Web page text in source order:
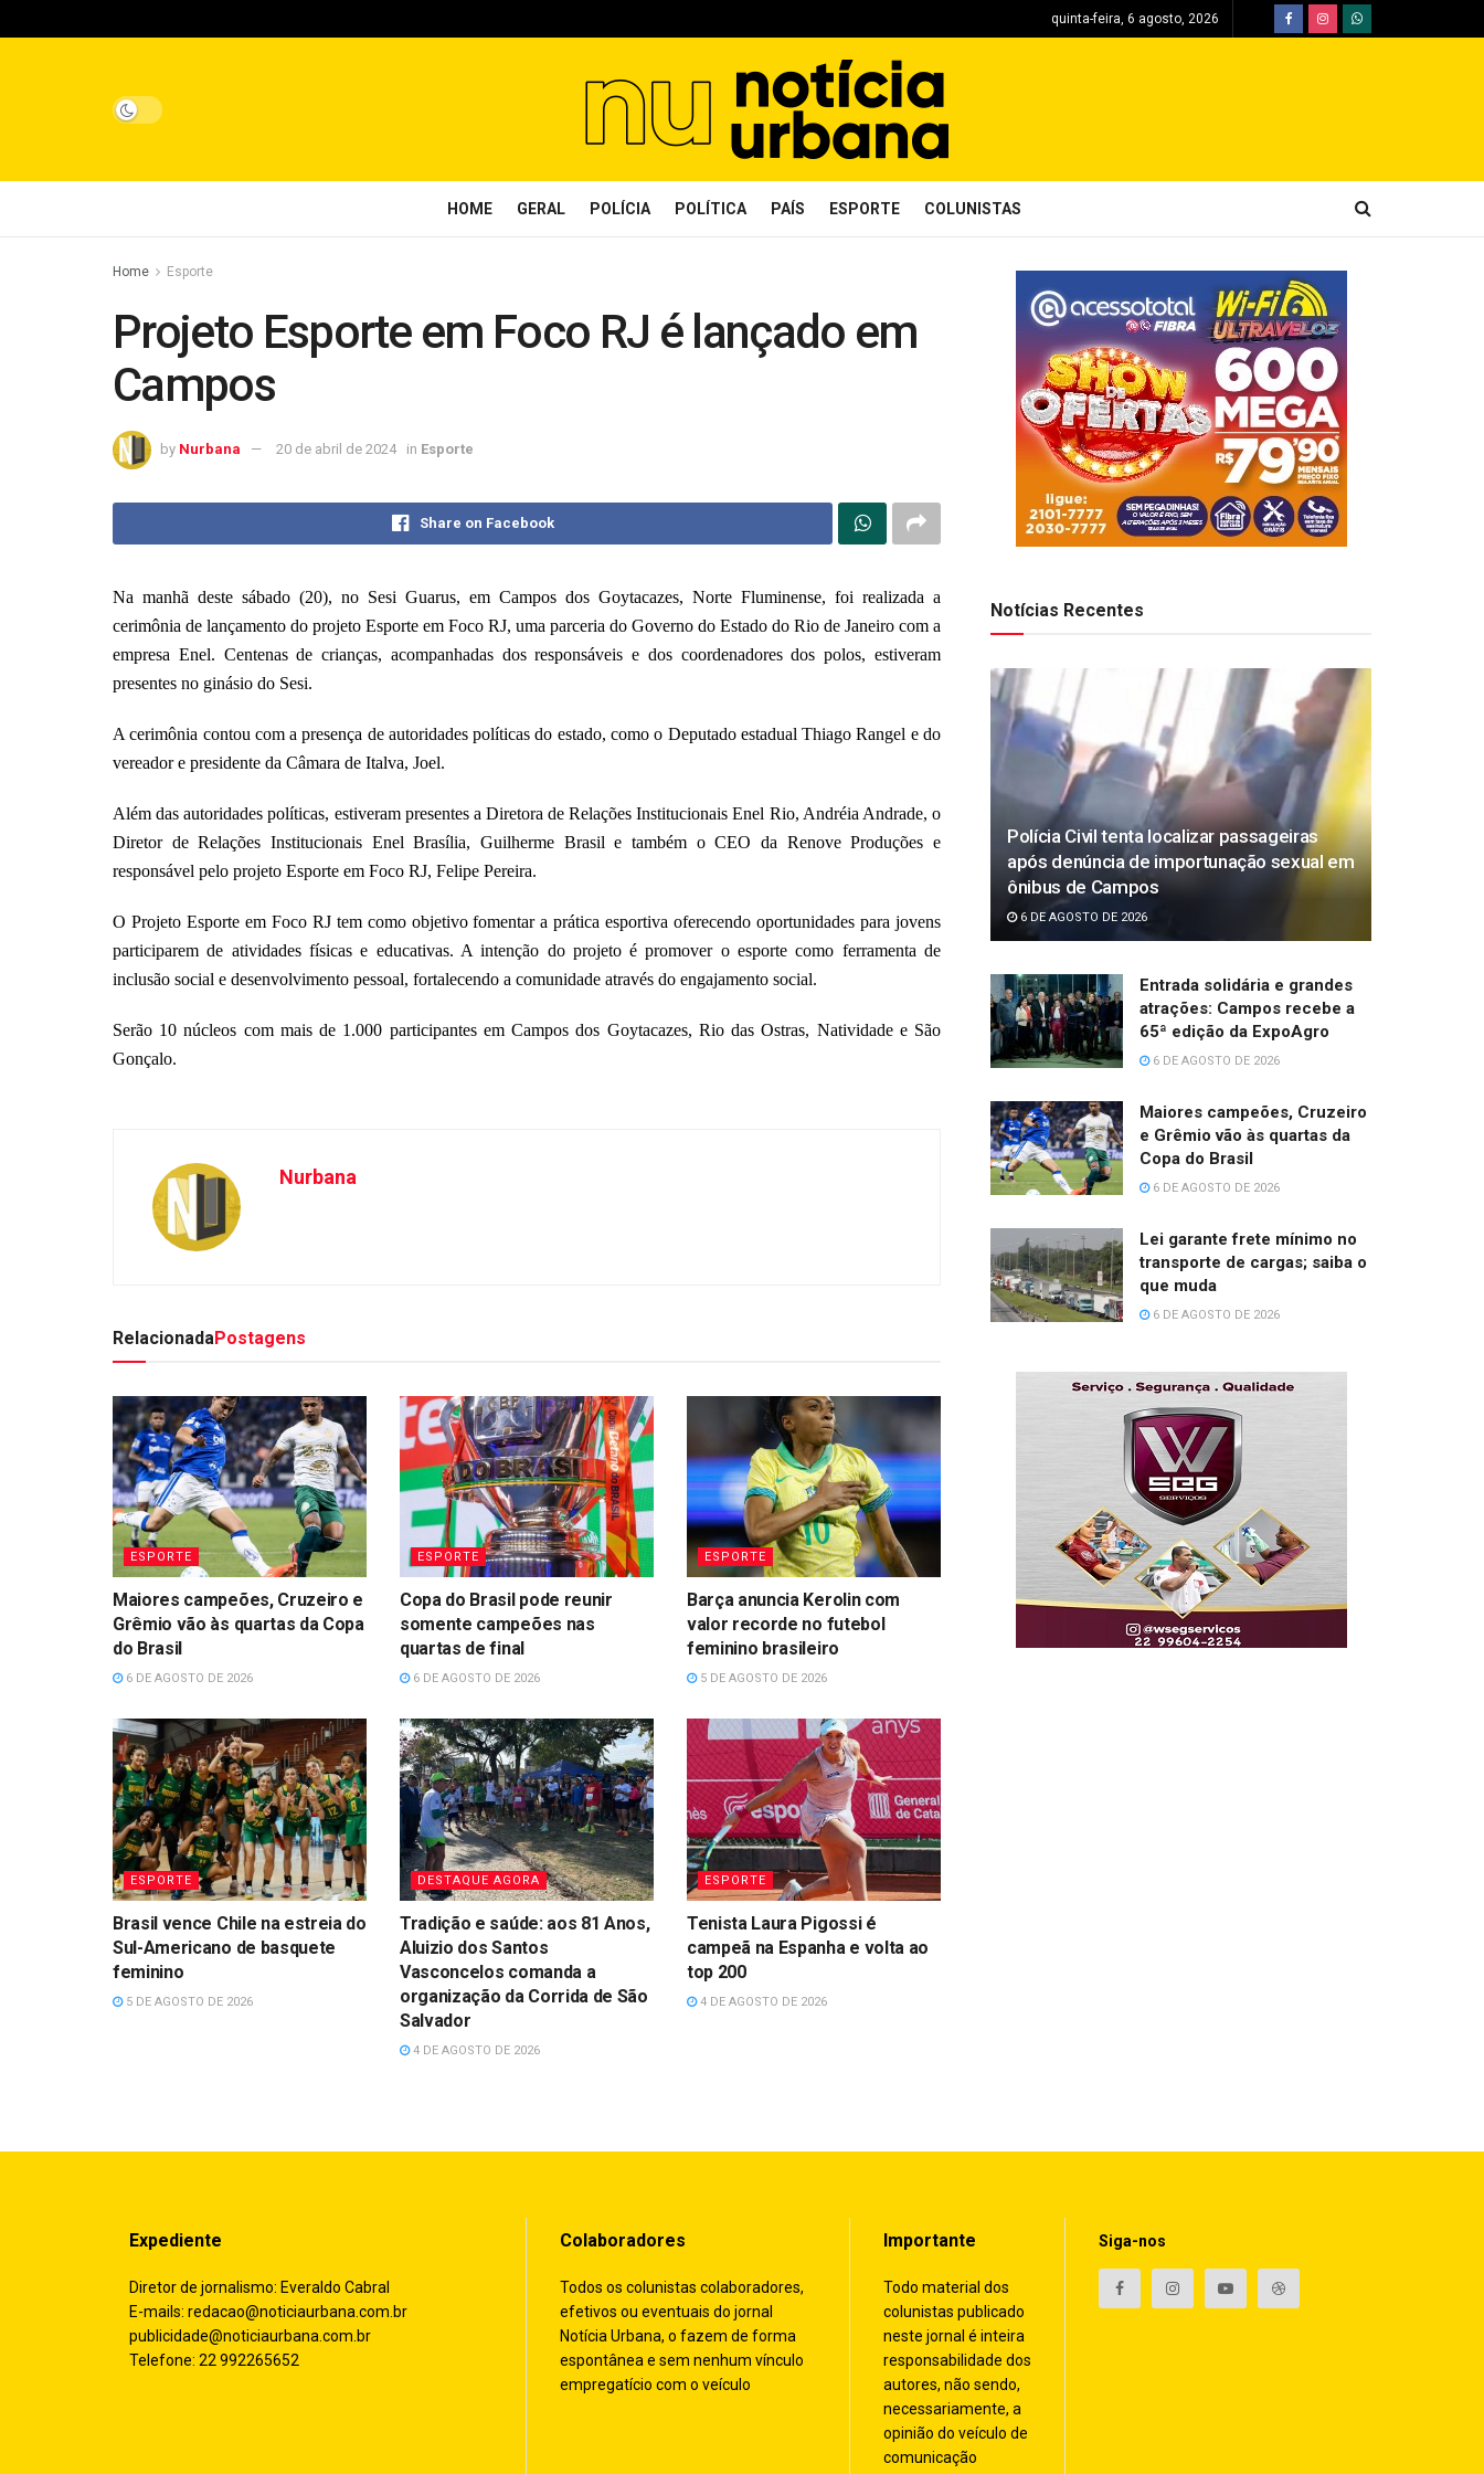
quinta-feira, 6 agosto, 2026
HOME GERAL POLÍCIA POLÍTICA PAÍS ESPORTE COLUNISTAS
Home Esporte
Projeto Esporte em Foco RJ é lançado em
Campos
by Nurbana 20 de abril de 2024 in Esporte
Share on Facebook
Na manhã deste sábado (20), no Sesi Guarus, em Campos dos Goytacazes, Norte Fluminense, foi realizada a
cerimônia de lançamento do projeto Esporte em Foco RJ, uma parceria do Governo do Estado do Rio de Janeiro com a
empresa Enel. Centenas de crianças, acompanhadas dos responsáveis e dos coordenadores dos polos, estiveram
presentes no ginásio do Sesi.
A cerimônia contou com a presença de autoridades políticas do estado, como o Deputado estadual Thiago Rangel e do
vereador e presidente da Câmara de Italva, Joel.
Além das autoridades políticas, estiveram presentes a Diretora de Relações Institucionais Enel Rio, Andréia Andrade, o
Diretor de Relações Institucionais Enel Brasília, Guilherme Brasil e também o CEO da Renove Produções e
responsável pelo projeto Esporte em Foco RJ, Felipe Pereira.
O Projeto Esporte em Foco RJ tem como objetivo fomentar a prática esportiva oferecendo oportunidades para jovens
participarem de atividades físicas e educativas. A intenção do projeto é promover o esporte como ferramenta de
inclusão social e desenvolvimento pessoal, fortalecendo a comunidade através do engajamento social.
Serão 10 núcleos com mais de 1.000 participantes em Campos dos Goytacazes, Rio das Ostras, Natividade e São
Gonçalo.
Nurbana
RelacionadaPostagens
ESPORTE
Maiores campeões, Cruzeiro e
Grêmio vão às quartas da Copa
do Brasil
6 DE AGOSTO DE 2026
ESPORTE
Copa do Brasil pode reunir
somente campeões nas
quartas de final
6 DE AGOSTO DE 2026
ESPORTE
Barça anuncia Kerolin com
valor recorde no futebol
feminino brasileiro
5 DE AGOSTO DE 2026
ESPORTE
Brasil vence Chile na estreia do
Sul-Americano de basquete
feminino
5 DE AGOSTO DE 2026
DESTAQUE AGORA
Tradição e saúde: aos 81 Anos,
Aluizio dos Santos
Vasconcelos comanda a
organização da Corrida de São
Salvador
4 DE AGOSTO DE 2026
ESPORTE
Tenista Laura Pigossi é
campeã na Espanha e volta ao
top 200
4 DE AGOSTO DE 2026
Notícias Recentes
Polícia Civil tenta localizar passageiras
após denúncia de importunação sexual em
ônibus de Campos
6 DE AGOSTO DE 2026
Entrada solidária e grandes
atrações: Campos recebe a
65ª edição da ExpoAgro
6 DE AGOSTO DE 2026
Maiores campeões, Cruzeiro
e Grêmio vão às quartas da
Copa do Brasil
6 DE AGOSTO DE 2026
Lei garante frete mínimo no
transporte de cargas; saiba o
que muda
6 DE AGOSTO DE 2026
Expediente
Diretor de jornalismo: Everaldo Cabral
E-mails: redacao@noticiaurbana.com.br
publicidade@noticiaurbana.com.br
Telefone: 22 992265652
Colaboradores
Todos os colunistas colaboradores,
efetivos ou eventuais do jornal
Notícia Urbana, o fazem de forma
espontânea e sem nenhum vínculo
empregatício com o veículo
Importante
Todo material dos
colunistas publicado
neste jornal é inteira
responsabilidade dos
autores, não sendo,
necessariamente, a
opinião do veículo de
comunicação
Siga-nos